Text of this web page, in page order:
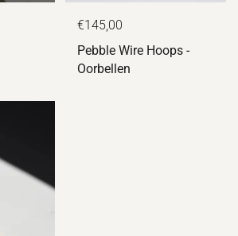
€145,00
Pebble Wire Hoops -
Oorbellen